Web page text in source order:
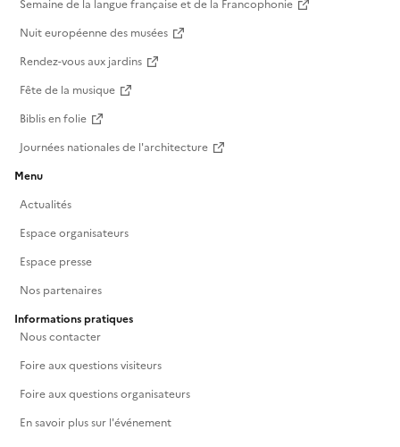
Semaine de la langue française et de la Francophonie
Nuit européenne des musées
Rendez-vous aux jardins
Fête de la musique
Biblis en folie
Journées nationales de l'architecture
Menu
Actualités
Espace organisateurs
Espace presse
Nos partenaires
Informations pratiques
Nous contacter
Foire aux questions visiteurs
Foire aux questions organisateurs
En savoir plus sur l'événement